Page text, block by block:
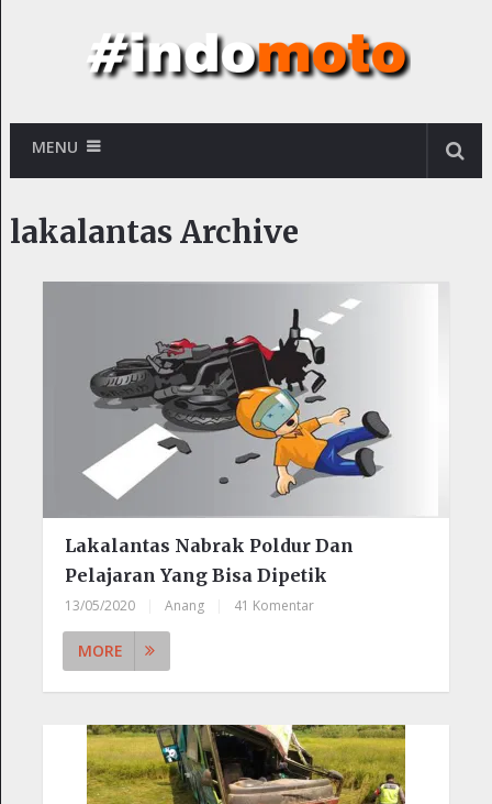
MENU
lakalantas Archive
Lakalantas Nabrak Poldur Dan
Pelajaran Yang Bisa Dipetik
13/05/2020 Anang 41 Komentar
MORE